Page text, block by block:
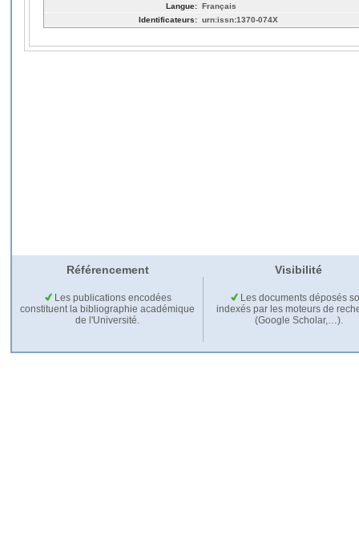
Langue: Français
Identificateurs: urn:issn:1370-074X
Référencement Visibilité
Les publications encodées
constituent la bibliographie académique
de l'Université.
Les documents déposés
indexés par les moteurs de
(Google Scholar,…).